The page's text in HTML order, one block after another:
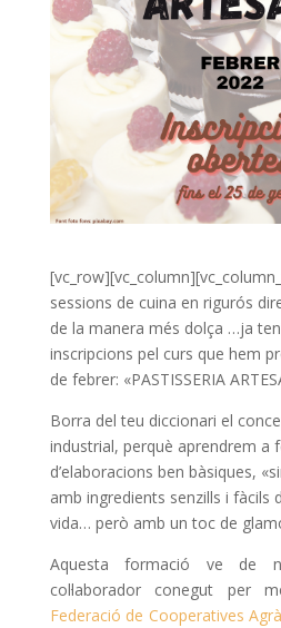
sessions de cuina en rigurós
de la manera més dolça …ja
inscripcions pel curs que hem
de febrer: «PASTISSERIA
Borra del teu diccionari el
industrial, perquè aprendrem a
d’elaboracions ben bàsiques,
amb ingredients senzills i
vida… però amb un toc de
Aquesta formació ve de
col·laborador conegut per
Federació de Cooperatives